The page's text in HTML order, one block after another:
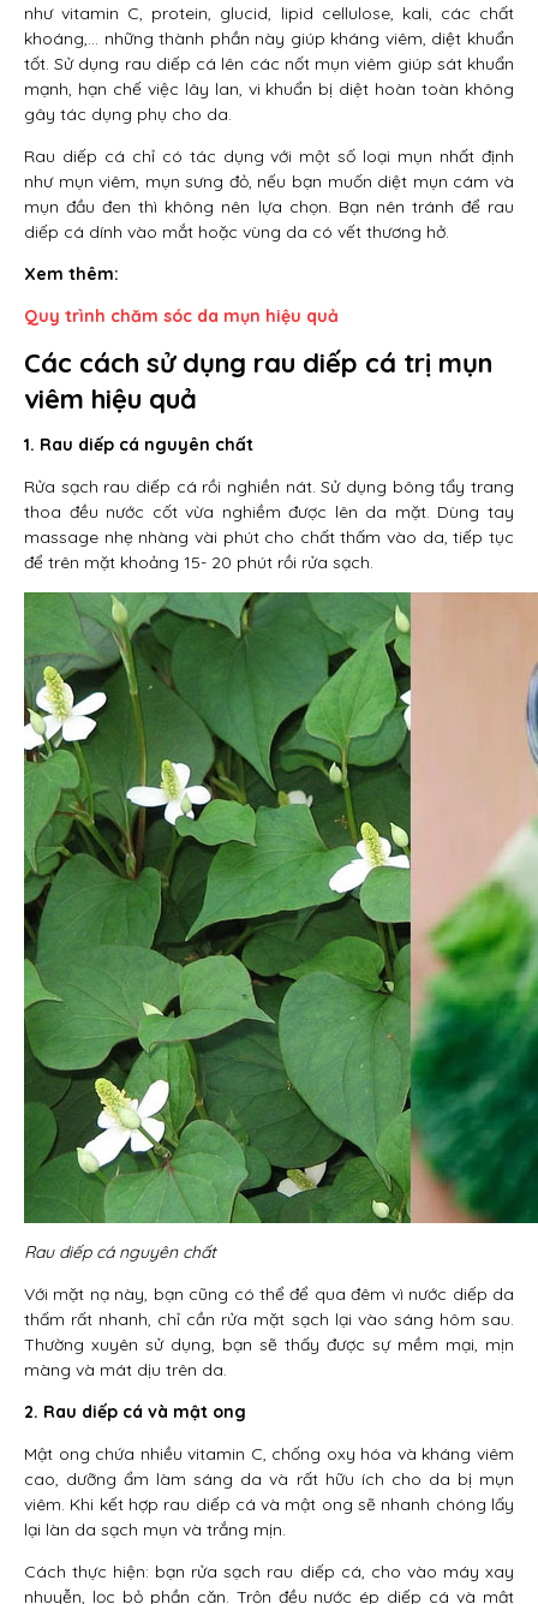
như vitamin C, protein, glucid, lipid cellulose, kali, các chất
khoáng,… những thành phần này giúp kháng viêm, diệt khuẩn
tốt. Sử dụng rau diếp cá lên các nốt mụn viêm giúp sát khuẩn
mạnh, hạn chế việc lây lan, vi khuẩn bị diệt hoàn toàn không
gây tác dụng phụ cho da.
Rau diếp cá chỉ có tác dụng với một số loại mụn nhất định
như mụn viêm, mụn sưng đỏ, nếu bạn muốn diệt mụn cám và
mụn đầu đen thì không nên lựa chọn. Bạn nên tránh để rau
diếp cá dính vào mắt hoặc vùng da có vết thương hở.
Xem thêm:
Quy trình chăm sóc da mụn hiệu quả
Các cách sử dụng rau diếp cá trị mụn
viêm hiệu quả
1. Rau diếp cá nguyên chất
Rửa sạch rau diếp cá rồi nghiền nát. Sử dụng bông tẩy trang
thoa đều nước cốt vừa nghiềm được lên da mặt. Dùng tay
massage nhẹ nhàng vài phút cho chất thấm vào da, tiếp tục
để trên mặt khoảng 15- 20 phút rồi rửa sạch.
Rau diếp cá nguyên chất
Với mặt nạ này, bạn cũng có thể để qua đêm vì nước diếp da
thấm rất nhanh, chỉ cần rửa mặt sạch lại vào sáng hôm sau.
Thường xuyên sử dụng, bạn sẽ thấy được sự mềm mại, mịn
màng và mát dịu trên da.
2. Rau diếp cá và mật ong
Mật ong chứa nhiều vitamin C, chống oxy hóa và kháng viêm
cao, dưỡng ẩm làm sáng da và rất hữu ích cho da bị mụn
viêm. Khi kết hợp rau diếp cá và mật ong sẽ nhanh chóng lấy
lại làn da sạch mụn và trắng mịn.
Cách thực hiện: bạn rửa sạch rau diếp cá, cho vào máy xay
nhuyễn, lọc bỏ phần cặn. Trộn đều nước ép diếp cá và mật